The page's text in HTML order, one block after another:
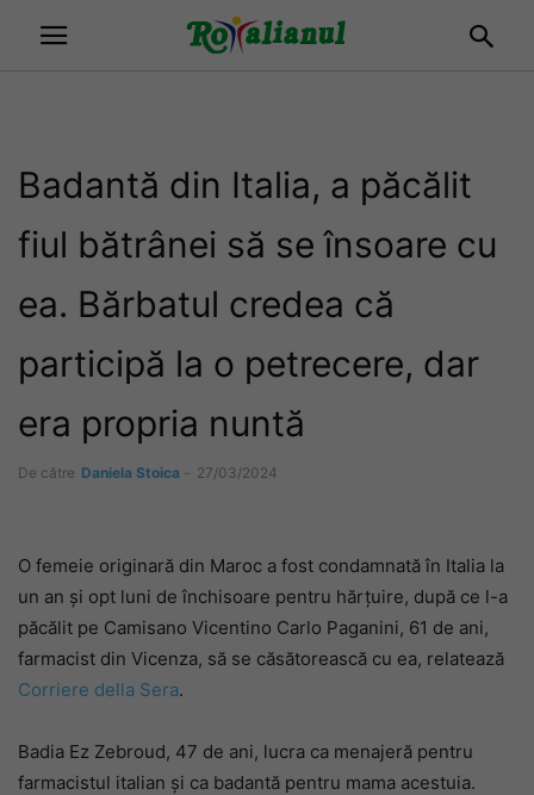
Badantă din Italia, a păcălit
fiul bătrânei să se însoare cu
ea. Bărbatul credea că
participă la o petrecere, dar
era propria nuntă
De către Daniela Stoica - 27/03/2024
O femeie originară din Maroc a fost condamnată în Italia la
un an și opt luni de închisoare pentru hărțuire, după ce l-a
păcălit pe Camisano Vicentino Carlo Paganini, 61 de ani,
farmacist din Vicenza, să se căsătorească cu ea, relatează
Corriere della Sera.
Badia Ez Zebroud, 47 de ani, lucra ca menajeră pentru
farmacistul italian și ca badantă pentru mama acestuia.